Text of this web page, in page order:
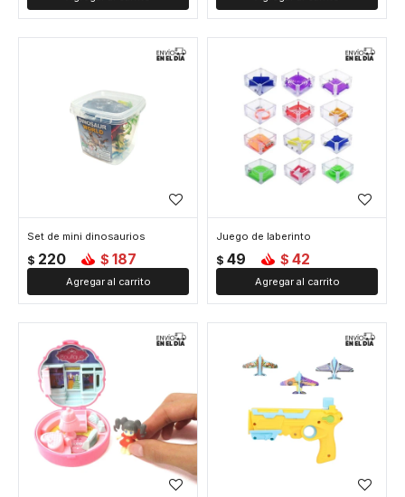
Set de mini dinosaurios
$ 220 $ 187
Juego de laberinto
$ 49 $ 42